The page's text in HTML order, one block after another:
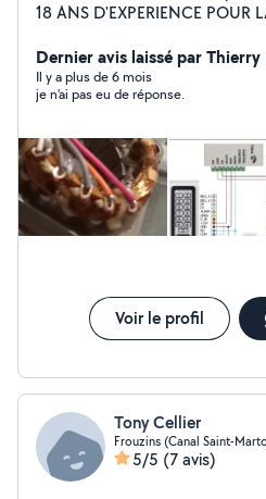
18 ANS D'EXPERIENCE POUR
ELECTRIQUE DOMESTIQUE ET
Disponible pour tout
Dernier avis laissé par
Il y a plus de 6 mois
je n'ai pas eu de réponse.
Voir le profil
Tony Cellier
Frouzins (Canal Saint-
5/5 (7 avis)